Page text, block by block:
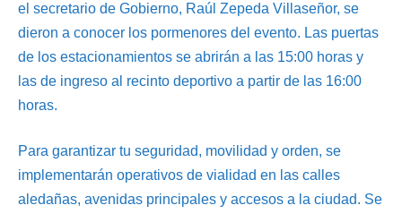
el secretario de Gobierno, Raúl Zepeda Villaseñor, se
dieron a conocer los pormenores del evento. Las puertas
de los estacionamientos se abrirán a las 15:00 horas y
las de ingreso al recinto deportivo a partir de las 16:00
horas.
Para garantizar tu seguridad, movilidad y orden, se
implementarán operativos de vialidad en las calles
aledañas, avenidas principales y accesos a la ciudad. Se